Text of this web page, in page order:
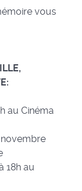
vous
au Cinéma
novembre
18h au